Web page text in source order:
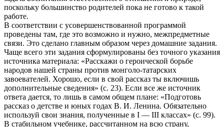
поскольку большинство родителей пока не готово к такой
работе.
В соответствии с усовершенствованной программой
проведены там, где это возможно и нужно, межпредметные
связи. Это сделано главным образом через домашние задания.
Чаще всего эти задания сформулированы без точного указания
источника материала: «Расскажи о героической борьбе
народов нашей страны против монголо-татарских
завоевателей. Хорошо, если в свой рассказ ты включишь
дополнительные сведения» (с. 23). Если все же источник
ответа дается, то лишь в самом общем плане: «Подготовь
рассказ о детстве и юных годах В. И. Ленина. Обязательно
используй свои знания, полученные в I — III классах» (с. 99).
В стабильном учебнике, рассчитанном на всю страну,